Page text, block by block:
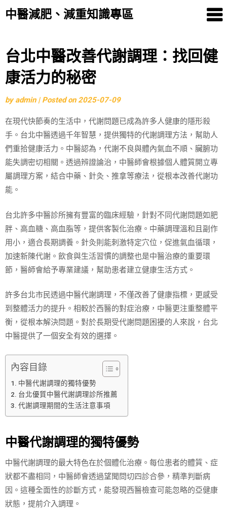
中醫減肥、減重知識專區
Skip
to
content
台北中醫改善代謝調理：找回健
康活力的秘密
byadmin | Posted on2025-07-09
在現代快節奏的生活中，代謝問題已成為許多人健康的隱形殺
手。台北中醫透過千年智慧，提供獨特的代謝調理方法，幫助人
們重拾健康活力。中醫認為，代謝不良與體內氣血不順、臟腑功
能失調密切相關。透過辨證論治，中醫師會根據個人體質開立專
屬調理方案，結合中藥、針灸、推拿等療法，從根本改善代謝功
能。
台北許多中醫診所擁有豐富的臨床經驗，針對不同代謝問題如肥
胖、高血糖、高血脂等，提供客製化治療。中藥調理溫和且副作
用小，適合長期調養。針灸則能刺激特定穴位，促進氣血循環，
加速新陳代謝。飲食與生活習慣的調整也是中醫治療的重要環
節，醫師會給予專業建議，幫助患者建立健康生活方式。
許多台北市民透過中醫代謝調理，不僅改善了健康指標，更感受
到整體活力的提升。相較於西醫的對症治療，中醫更注重整體平
衡，從根本解決問題。對於長期受代謝問題困擾的人來說，台北
中醫提供了一個安全有效的選擇。
內容目錄
中醫代謝調理的獨特優勢
台北優質中醫代謝調理診所推薦
代謝調理期間的生活注意事項
中醫代謝調理的獨特優勢
中醫代謝調理的最大特色在於個體化治療。每位患者的體質、症
狀都不盡相同，中醫師會透過望聞問切四診合參，精準判斷病
因。這種全面性的診斷方式，能發現西醫檢查可能忽略的亞健康
狀態，提前介入調理。